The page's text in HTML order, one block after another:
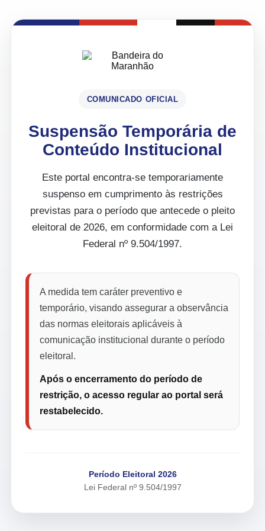
COMUNICADO OFICIAL
Suspensão Temporária de
Conteúdo Institucional
Este portal encontra-se temporariamente
suspenso em cumprimento às restrições
previstas para o período que antecede o pleito
eleitoral de 2026, em conformidade com a Lei
Federal nº 9.504/1997.
A medida tem caráter preventivo e
temporário, visando assegurar a observância
das normas eleitorais aplicáveis à
comunicação institucional durante o período
eleitoral.
Após o encerramento do período de
restrição, o acesso regular ao portal será
restabelecido.
Período Eleitoral 2026
Lei Federal nº 9.504/1997